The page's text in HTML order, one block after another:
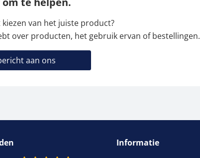
van het juiste product?
over producten, het gebruik ervan of bestellingen.
aan ons
Informatie